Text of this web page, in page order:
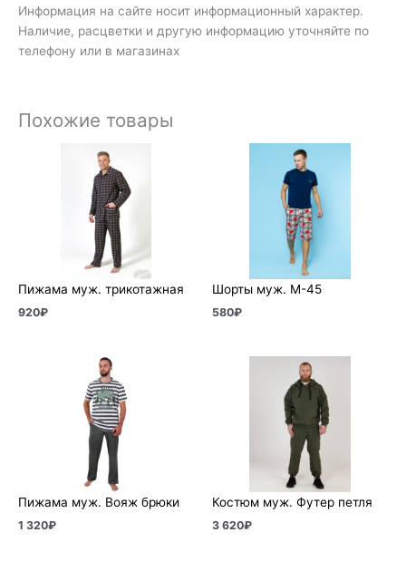
Информация на сайте носит информационный характер.
Наличие, расцветки и другую информацию уточняйте по
телефону или в магазинах
Похожие товары
Пижама муж. трикотажная
920₽
Шорты муж. М-45
580₽
Пижама муж. Вояж брюки
1 320₽
Костюм муж. Футер петля
3 620₽